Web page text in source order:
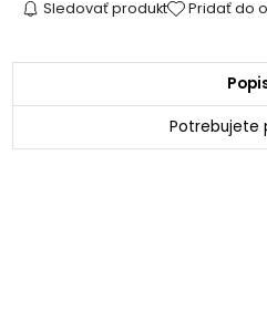
Sledovať produkt Pridať do
Potrebujete